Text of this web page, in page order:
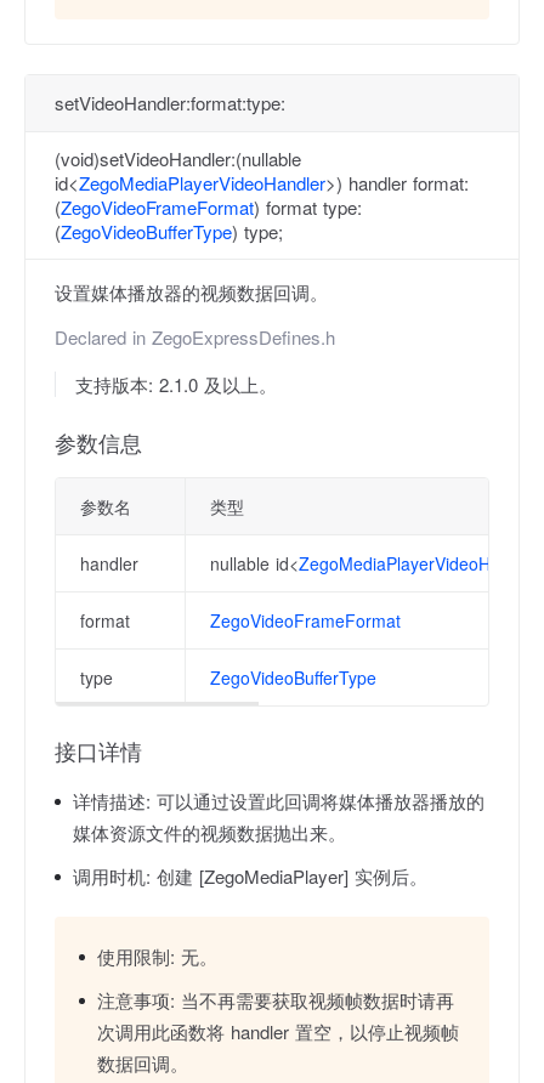
setVideoHandler:format:type:
(void)setVideoHandler:(nullable
id<ZegoMediaPlayerVideoHandler>) handler format:
(ZegoVideoFrameFormat) format type:
(ZegoVideoBufferType) type;
设置媒体播放器的视频数据回调。
Declared in ZegoExpressDefines.h
支持版本: 2.1.0 及以上。
参数信息
参数名 类型
handler nullable id<ZegoMediaPlayerVideoHandler
format ZegoVideoFrameFormat
type ZegoVideoBufferType
接口详情
详情描述: 可以通过设置此回调将媒体播放器播放的
媒体资源文件的视频数据抛出来。
调用时机: 创建 [ZegoMediaPlayer] 实例后。
使用限制: 无。
注意事项: 当不再需要获取视频帧数据时请再
次调用此函数将 handler 置空，以停止视频帧
数据回调。